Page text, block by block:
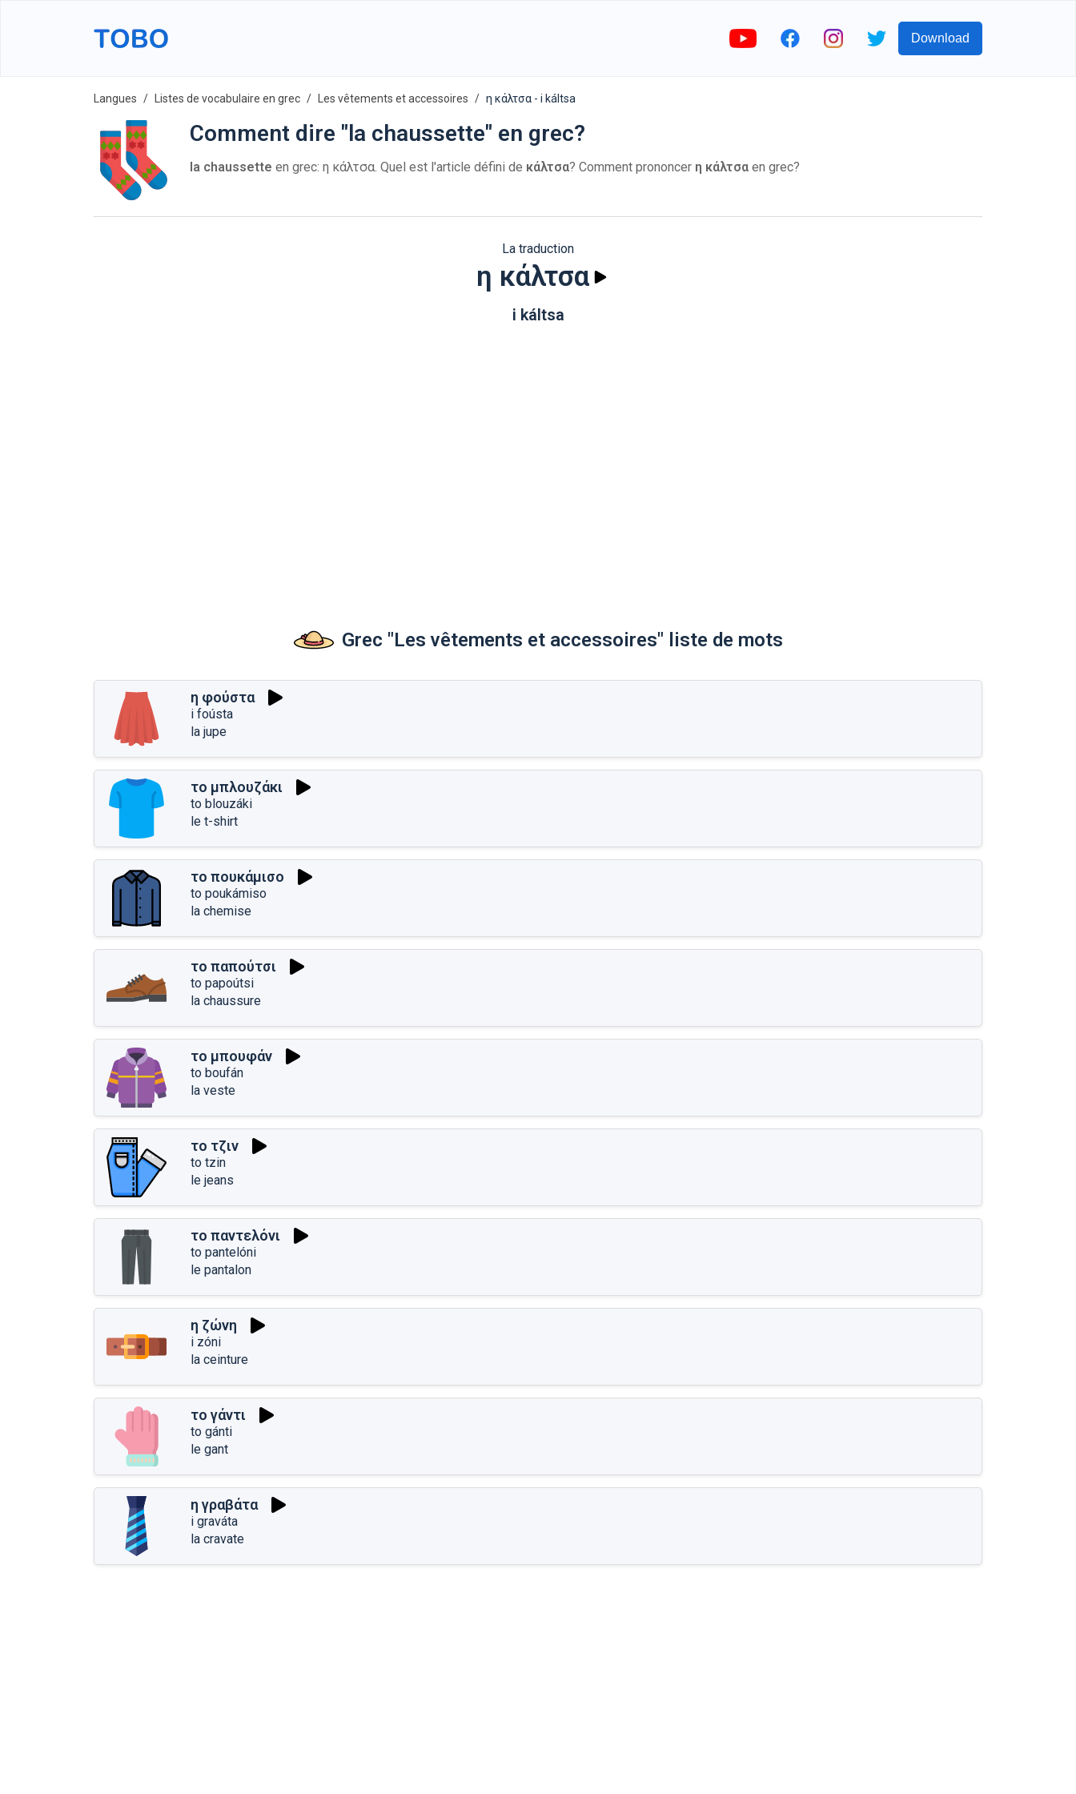
Download
Langues Listes de vocabulaire en grec Les vêtements et accessoires η κάλτσα - i káltsa
Comment dire "la chaussette" en grec?
la chaussette en grec: η κάλτσα. Quel est l'article défini de κάλτσα? Comment prononcer η κάλτσα en grec?
La traduction
η κάλτσα
i káltsa
Grec "Les vêtements et accessoires" liste de mots
η φούστα
i foústa
la jupe
το μπλουζάκι
to blouzáki
le t-shirt
το πουκάμισο
to poukámiso
la chemise
το παπούτσι
to papoútsi
la chaussure
το μπουφάν
to boufán
la veste
το τζιν
to tzin
le jeans
το παντελόνι
to pantelóni
le pantalon
η ζώνη
i zóni
la ceinture
το γάντι
to gánti
le gant
η γραβάτα
i graváta
la cravate